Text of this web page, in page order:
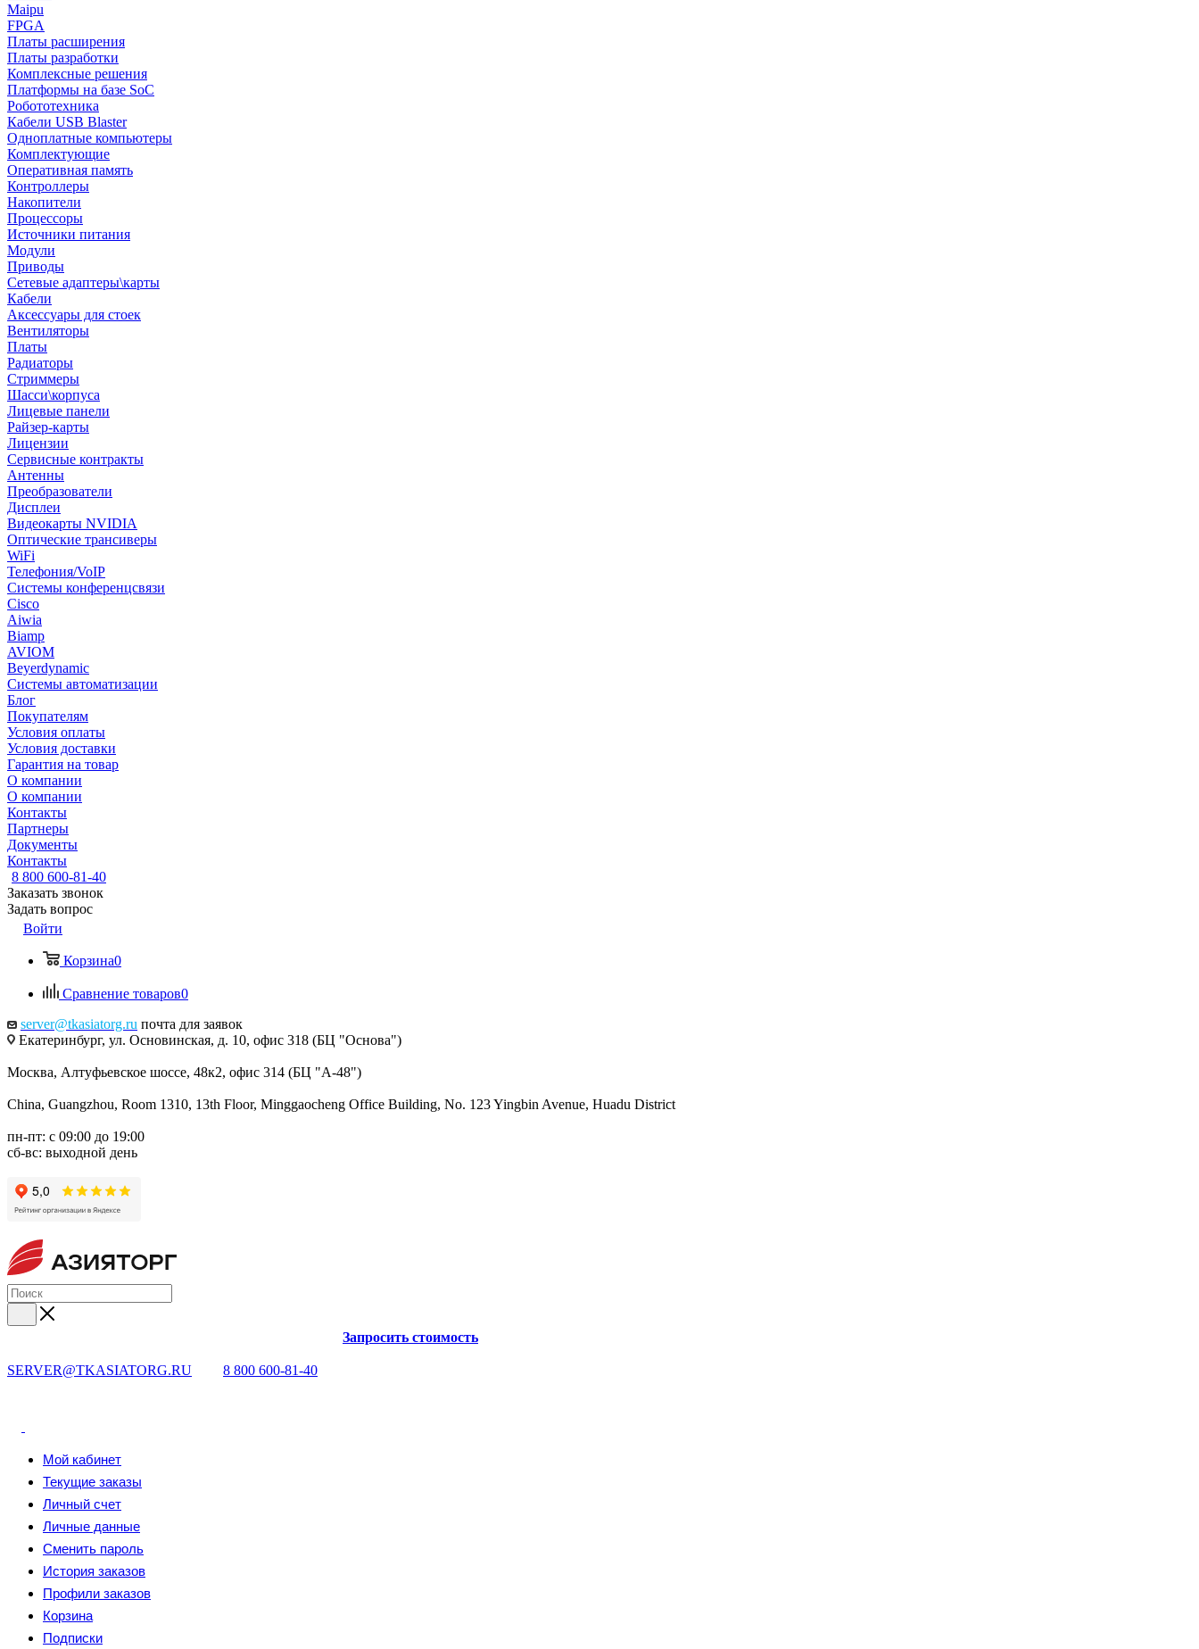
Maipu
FPGA
Платы расширения
Платы разработки
Комплексные решения
Платформы на базе SoC
Робототехника
Кабели USB Blaster
Одноплатные компьютеры
Комплектующие
Оперативная память
Контроллеры
Накопители
Процессоры
Источники питания
Модули
Приводы
Сетевые адаптеры\карты
Кабели
Аксессуары для стоек
Вентиляторы
Платы
Радиаторы
Стриммеры
Шасси\корпуса
Лицевые панели
Райзер-карты
Лицензии
Сервисные контракты
Антенны
Преобразователи
Дисплеи
Видеокарты NVIDIA
Оптические трансиверы
WiFi
Телефония/VoIP
Системы конференцсвязи
Cisco
Aiwia
Biamp
AVIOM
Beyerdynamic
Системы автоматизации
Блог
Покупателям
Условия оплаты
Условия доставки
Гарантия на товар
О компании
О компании
Контакты
Партнеры
Документы
Контакты
8 800 600-81-40
Заказать звонок
Задать вопрос
Войти
Корзина0
Сравнение товаров0
server@tkasiatorg.ru почта для заявок
Екатеринбург, ул. Основинская, д. 10, офис 318 (БЦ "Основа")
Москва, Алтуфьевское шоссе, 48к2, офис 314 (БЦ "А-48")
China, Guangzhou, Room 1310, 13th Floor, Minggaocheng Office Building, No. 123 Yingbin Avenue, Huadu District
пн-пт: с 09:00 до 19:00
сб-вс: выходной день
SERVER@TKASIATORG.RU 8 800 600-81-40
Запросить стоимость
Мой кабинет
Текущие заказы
Личный счет
Личные данные
Сменить пароль
История заказов
Профили заказов
Корзина
Подписки